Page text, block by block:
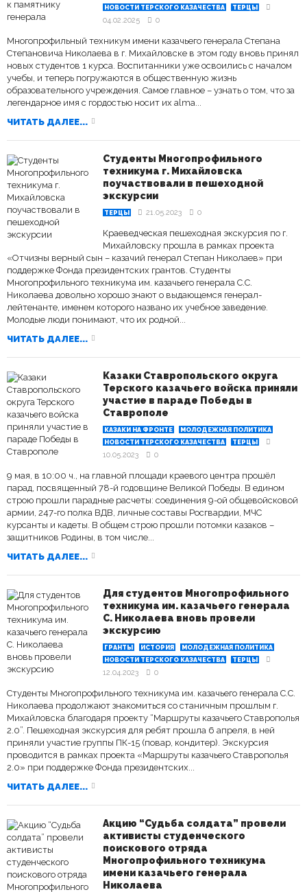
НОВОСТИ ТЕРСКОГО КАЗАЧЕСТВА
ТЕРЦЫ
04.02.2025 0
Многопрофильный техникум имени казачьего генерала Степана
Степановича Николаева в г. Михайловске в этом году вновь принял
новых студентов 1 курса. Воспитанники уже освоились с началом
учебы, и теперь погружаются в общественную жизнь
образовательного учреждения. Самое главное – узнать о том, что за
легендарное имя с гордостью носит их alma...
ЧИТАТЬ ДАЛЕЕ...
Студенты Многопрофильного
техникума г. Михайловска
поучаствовали в пешеходной
экскурсии
ТЕРЦЫ 21.05.2023 0
Краеведческая пешеходная экскурсия по г.
Михайловску прошла в рамках проекта
«Отчизны верный сын – казачий генерал Степан Николаев» при
поддержке Фонда президентских грантов. Студенты
Многопрофильного техникума им. казачьего генерала С.С.
Николаева довольно хорошо знают о выдающемся генерал-
лейтенанте, именем которого названо их учебное заведение.
Молодые люди понимают, что их родной...
ЧИТАТЬ ДАЛЕЕ...
Казаки Ставропольского округа
Терского казачьего войска приняли
участие в параде Победы в
Ставрополе
КАЗАКИ НА ФРОНТЕ
МОЛОДЕЖНАЯ ПОЛИТИКА
НОВОСТИ ТЕРСКОГО КАЗАЧЕСТВА
ТЕРЦЫ
10.05.2023 0
9 мая, в 10:00 ч., на главной площади краевого центра прошёл
парад, посвященный 78-й годовщине Великой Победы. В едином
строю прошли парадные расчеты: соединения 9-ой общевойсковой
армии, 247-го полка ВДВ, личные составы Росгвардии, МЧС
курсанты и кадеты. В общем строю прошли потомки казаков –
защитников Родины, в том числе...
ЧИТАТЬ ДАЛЕЕ...
Для студентов Многопрофильного
техникума им. казачьего генерала
С. Николаева вновь провели
экскурсию
ГРАНТЫ ИСТОРИЯ
МОЛОДЕЖНАЯ ПОЛИТИКА
НОВОСТИ ТЕРСКОГО КАЗАЧЕСТВА
ТЕРЦЫ
12.04.2023 0
Студенты Многопрофильного техникума им. казачьего генерала С.С.
Николаева продолжают знакомиться со станичным прошлым г.
Михайловска благодаря проекту “Маршруты казачьего Ставрополья
2.0”. Пешеходная экскурсия для ребят прошла 6 апреля, в ней
приняли участие группы ПК-15 (повар, кондитер). Экскурсия
проводится в рамках проекта «Маршруты казачьего Ставрополья
2.0» при поддержке Фонда президентских...
ЧИТАТЬ ДАЛЕЕ...
Акцию “Судьба солдата” провели
активисты студенческого
поискового отряда
Многопрофильного техникума
имени казачьего генерала
Николаева